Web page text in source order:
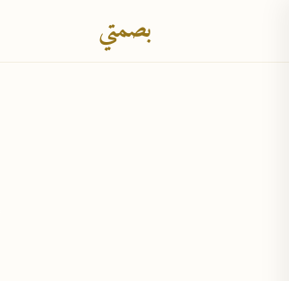
بصمتي